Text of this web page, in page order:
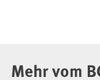
Mehr vom